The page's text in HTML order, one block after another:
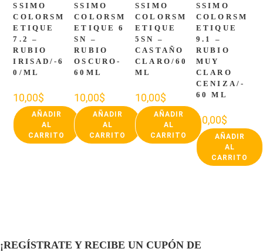
SSIMO
COLORSM
ETIQUE
7.2 –
RUBIO
IRISAD/-6
0/ML
10,00$
AÑADIR
AL
CARRITO
SSIMO
COLORSM
ETIQUE 6
SN –
RUBIO
OSCURO-
60ML
10,00$
AÑADIR
AL
CARRITO
SSIMO
COLORSM
ETIQUE
5SN –
CASTAÑO
CLARO/60
ML
10,00$
AÑADIR
AL
CARRITO
SSIMO
COLORSM
ETIQUE
9.1 –
RUBIO
MUY
CLARO
CENIZA/-
60 ML
10,00$
AÑADIR
AL
CARRITO
¡REGÍSTRATE Y RECIBE UN CUPÓN DE